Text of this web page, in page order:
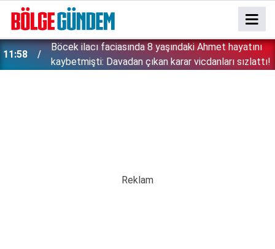
11:58
Böcek ilacı faciasında 8 yaşındaki Ahmet hayatını
kaybetmişti: Davadan çıkan karar vicdanları sızlattı!